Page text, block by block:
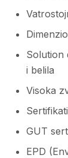
Solution
i belila
Visoka
GUT
EPD